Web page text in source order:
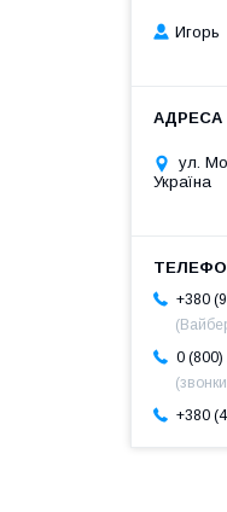
Игорь
ул.
Україна
+380
0 (800)
+380